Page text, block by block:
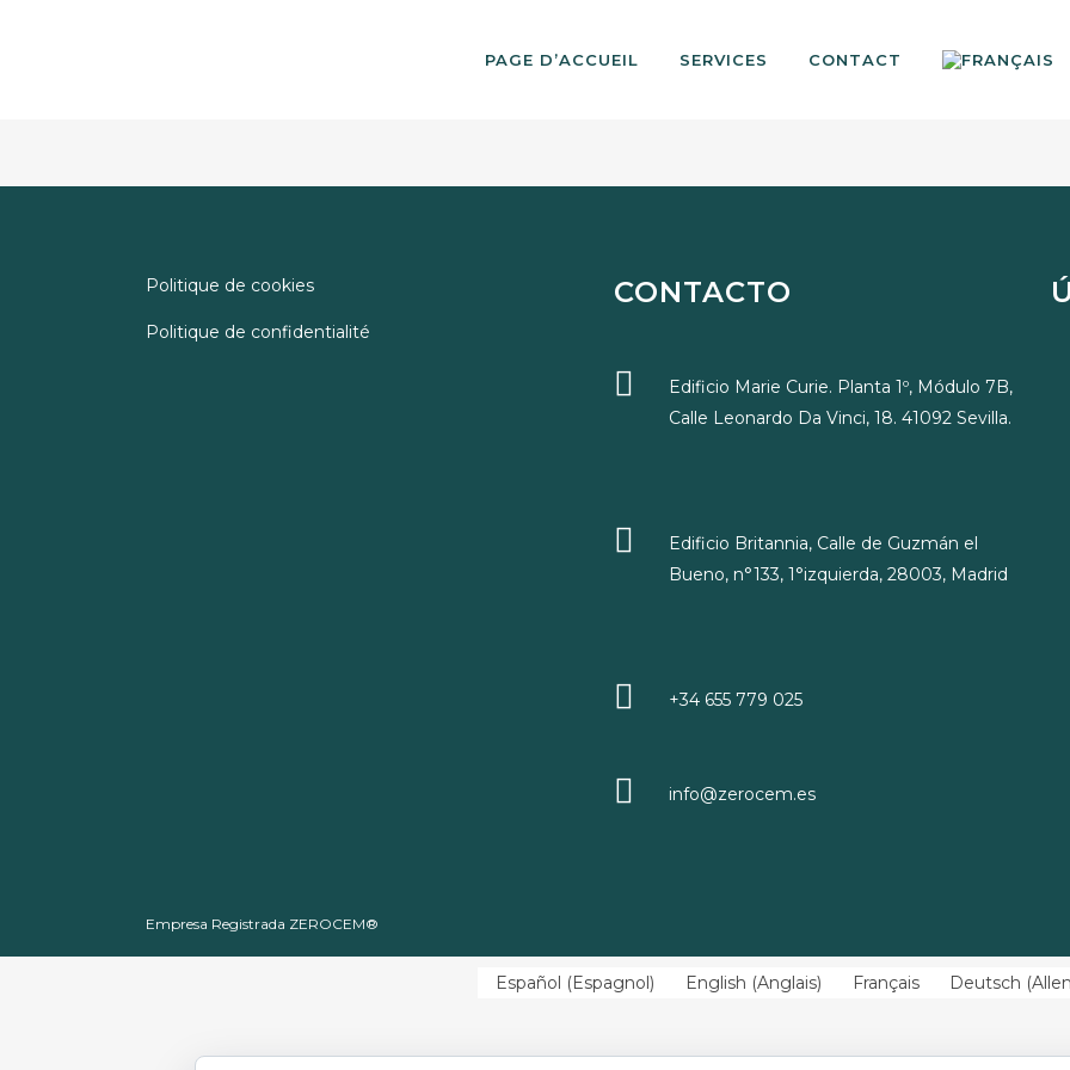
PAGE D’ACCUEIL SERVICES CONTACT
Politique de cookies
Politique de confidentialité
CONTACTO
Edificio Marie Curie. Planta 1º, Módulo 7B,
Calle Leonardo Da Vinci, 18. 41092 Sevilla.
Edificio Britannia, Calle de Guzmán el
Bueno, n°133, 1°izquierda, 28003, Madrid
+34 655 779 025
info@zerocem.es
Empresa Registrada ZEROCEM®
Español (Espagnol) English (Anglais) Français Deutsch (